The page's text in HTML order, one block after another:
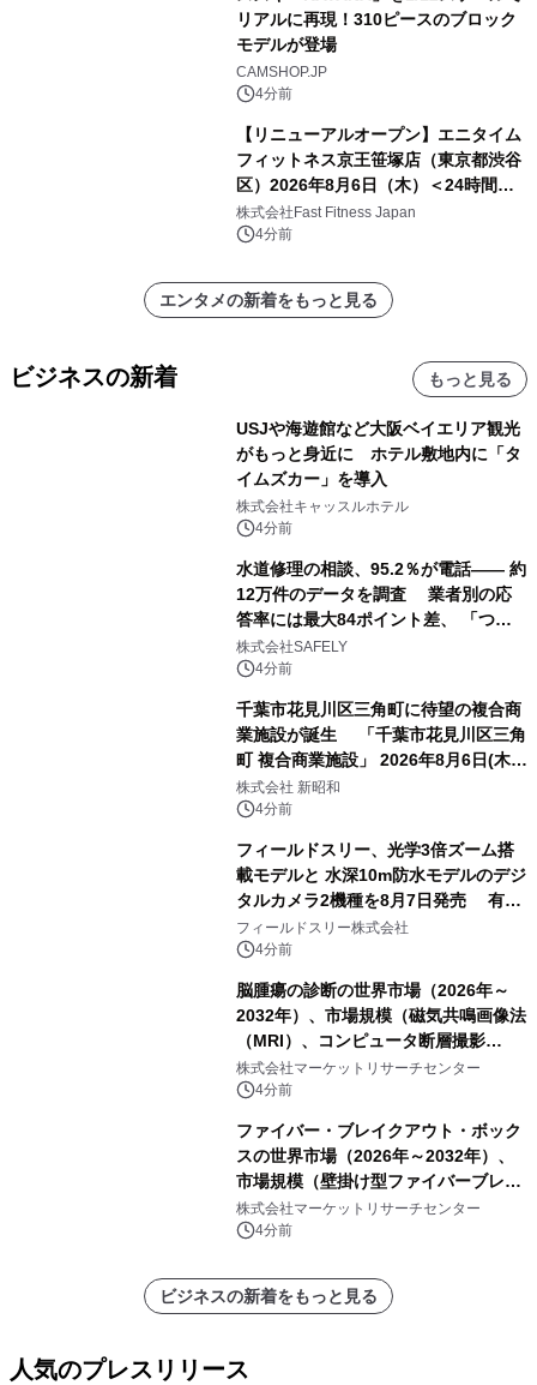
リアルに再現！310ピースのブロック
モデルが登場
CAMSHOP.JP
4分前
【リニューアルオープン】エニタイム
フィットネス京王笹塚店（東京都渋谷
区）2026年8月6日（木）＜24時間年
中無休のフィットネスジム＞
株式会社Fast Fitness Japan
4分前
エンタメの新着をもっと見る
ビジネスの新着 もっと見る
USJや海遊館など大阪ベイエリア観光
がもっと身近に ホテル敷地内に「タ
イムズカー」を導入
株式会社キャッスルホテル
4分前
水道修理の相談、95.2％が電話―― 約
12万件のデータを調査 業者別の応
答率には最大84ポイント差、 「つな
がりやすさ」も選定基準に
株式会社SAFELY
4分前
千葉市花見川区三角町に待望の複合商
業施設が誕生 「千葉市花見川区三角
町 複合商業施設」 2026年8月6日(木)
グランドオープン
株式会社 新昭和
4分前
フィールドスリー、光学3倍ズーム搭
載モデルと 水深10m防水モデルのデジ
タルカメラ2機種を8月7日発売 有効
約1300万画素、用途別に選べるコンデ
ジ新登場
フィールドスリー株式会社
4分前
脳腫瘍の診断の世界市場（2026年～
2032年）、市場規模（磁気共鳴画像法
（MRI）、コンピュータ断層撮影
（CT）スキャン、PETスキャン、その
他）・分析レポートを発表
株式会社マーケットリサーチセンター
4分前
ファイバー・ブレイクアウト・ボック
スの世界市場（2026年～2032年）、
市場規模（壁掛け型ファイバーブレー
クアウトボックス、ラックマウント型
ファイバーブレークアウトボックス、
株式会社マーケットリサーチセンター
4分前
ビジネスの新着をもっと見る
人気のプレスリリース